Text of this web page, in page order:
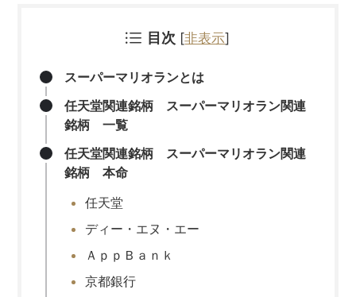
目次 [非表示]
スーパーマリオランとは
任天堂関連銘柄 スーパーマリオラン関連
銘柄 一覧
任天堂関連銘柄 スーパーマリオラン関連
銘柄 本命
任天堂
ディー・エヌ・エー
ＡｐｐＢａｎｋ
京都銀行